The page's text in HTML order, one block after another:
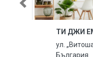
ТИ ДЖИ
ул.
България
Previous